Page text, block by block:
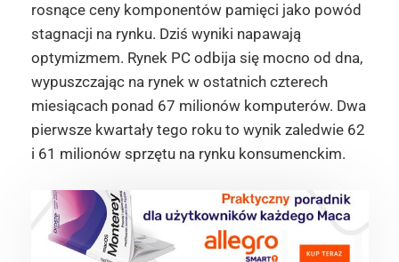
rosnące ceny komponentów pamięci jako powód
stagnacji na rynku. Dziś wyniki napawają
optymizmem. Rynek PC odbija się mocno od dna,
wypuszczając na rynek w ostatnich czterech
miesiącach ponad 67 milionów komputerów. Dwa
pierwsze kwartały tego roku to wynik zaledwie 62
i 61 milionów sprzętu na rynku konsumenckim.